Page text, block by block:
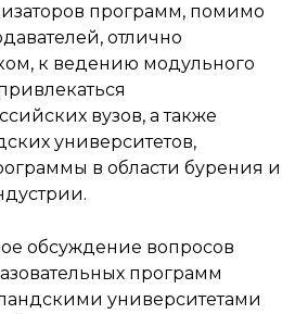
программ, помимо
отлично
к ведению модульного
вузов, а также
университетов,
в области бурения и
обсуждение вопросов
программ
университетами